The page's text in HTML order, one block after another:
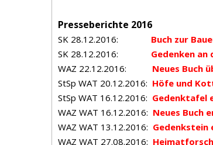
Presseberichte 2016
SK 28.12.2016: Buch zur
SK 28.12.2016: Gedenken an
WAZ 22.12.2016: Neues Buch
StSp WAT 20.12.2016: Höfe und
StSp WAT 16.12.2016: Gedenktafel
WAZ WAT 16.12.2016: Neues Buch
WAZ WAT 13.12.2016: Gedenkstein
WAZ WAT 27.08.2016: